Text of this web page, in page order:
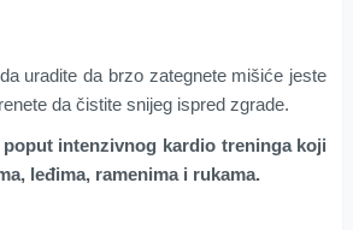
uradite da brzo zategnete mišiće jeste
da čistite snijeg ispred zgrade.
intenzivnog kardio treninga koji
leđima, ramenima i rukama.